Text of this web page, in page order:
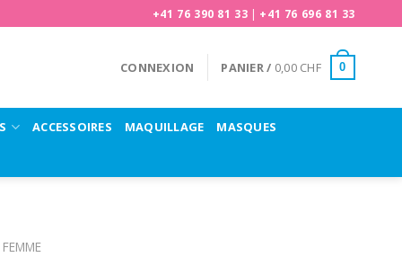
+41 76 390 81 33 | +41 76 696 81 33
CONNEXION PANIER / 0,00 CHF 0
ACCESSOIRES MAQUILLAGE MASQUES
FEMME